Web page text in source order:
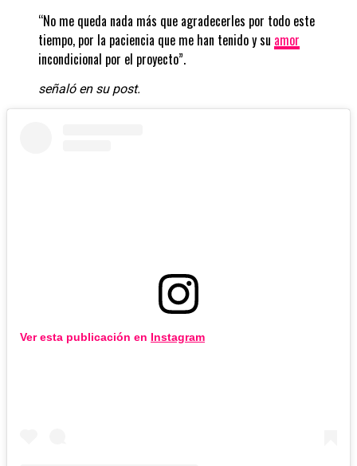
“No me queda nada más que agradecerles por todo este
tiempo, por la paciencia que me han tenido y su amor
incondicional por el proyecto”.
señaló en su post.
Ver esta publicación en Instagram